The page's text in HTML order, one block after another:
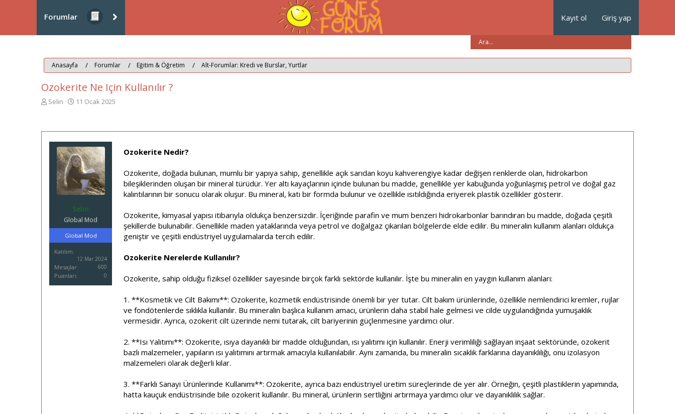
Forumlar Kayıt ol Giriş yap
Anasayfa Forumlar Eğitim & Öğretim Alt-Forumlar: Kredi ve Burslar, Yurtlar
Ozokerite Ne Için Kullanılır ?
K
Selin
B
n
g
ı
t
a
i
h
i
11 Ocak 2025
Selin
Global Mod
Global Mod
Katılım
12 Mar 2024
Mesajlar 600
Puanları 0
Ozokerite Nedir?
Ozokerite, doğada bulunan, mumlu bir yapıya sahip, genellikle açık sarıdan koyu kahverengiye kadar değişen renklerde olan, hidrokarbon
bileşiklerinden oluşan bir mineral türüdür. Yer altı kayaçlarının içinde bulunan bu madde, genellikle yer kabuğunda yoğunlaşmış petrol ve doğal gaz
kalıntılarının bir sonucu olarak oluşur. Bu mineral, katı bir formda bulunur ve özellikle ısıtıldığında eriyerek plastik özellikler gösterir.
Ozokerite, kimyasal yapısı itibarıyla oldukça benzersizdir. İçeriğinde parafin ve mum benzeri hidrokarbonlar barındıran bu madde, doğada çeşitli
şekillerde bulunabilir. Genellikle maden yataklarında veya petrol ve doğalgaz çıkarılan bölgelerde elde edilir. Bu mineralin kullanım alanları oldukça
geniştir ve çeşitli endüstriyel uygulamalarda tercih edilir.
Ozokerite Nerelerde Kullanılır?
Ozokerite, sahip olduğu fiziksel özellikler sayesinde birçok farklı sektörde kullanılır. İşte bu mineralin en yaygın kullanım alanları:
1. **Kosmetik ve Cilt Bakımı**: Ozokerite, kozmetik endüstrisinde önemli bir yer tutar. Cilt bakım ürünlerinde, özellikle nemlendirici kremler, rujlar
ve fondötenlerde sıklıkla kullanılır. Bu mineralin başlıca kullanım amacı, ürünlerin daha stabil hale gelmesi ve cilde uygulandığında yumuşaklık
vermesidir. Ayrıca, ozokerit cilt üzerinde nemi tutarak, cilt bariyerinin güçlenmesine yardımcı olur.
2. **Isı Yalıtımı**: Ozokerite, ısıya dayanıklı bir madde olduğundan, ısı yalıtımı için kullanılır. Enerji verimliliği sağlayan inşaat sektöründe, ozokerit
bazlı malzemeler, yapıların ısı yalıtımını artırmak amacıyla kullanılabilir. Aynı zamanda, bu mineralin sıcaklık farklarına dayanıklılığı, onu izolasyon
malzemeleri olarak değerli kılar.
3. **Farklı Sanayi Ürünlerinde Kullanımı**: Ozokerite, ayrıca bazı endüstriyel üretim süreçlerinde de yer alır. Örneğin, çeşitli plastiklerin yapımında,
hatta kauçuk endüstrisinde bile ozokerit kullanılır. Bu mineral, ürünlerin sertliğini artırmaya yardımcı olur ve dayanıklılık sağlar.